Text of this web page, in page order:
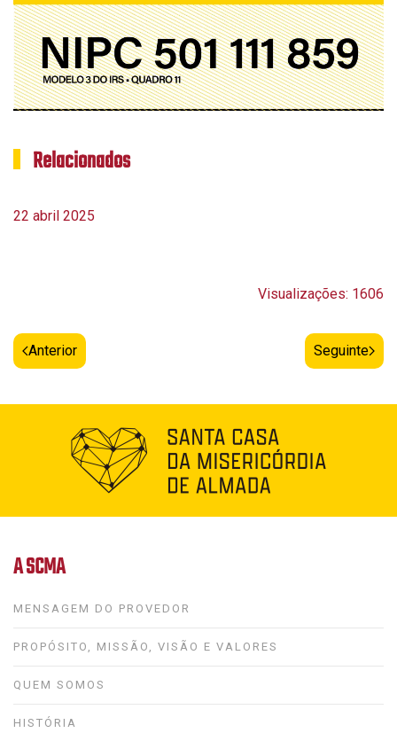
Relacionados
22 abril 2025
Visualizações: 1606
Anterior Seguinte
A SCMA
MENSAGEM DO PROVEDOR
PROPÓSITO, MISSÃO, VISÃO E VALORES
QUEM SOMOS
HISTÓRIA